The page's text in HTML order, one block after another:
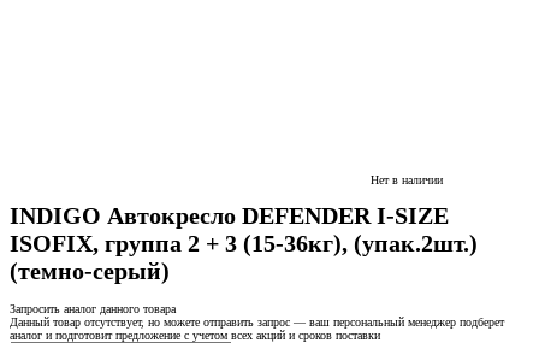
Нет в наличии
INDIGO Автокресло DEFENDER I-SIZE
ISOFIX, группа 2 + 3 (15-36кг), (упак.2шт.)
(темно-серый)
Запросить аналог данного товара
Данный товар отсутствует, но можете отправить запрос — ваш персональный менеджер подберет
аналог и подготовит предложение с учетом всех акций и сроков поставки